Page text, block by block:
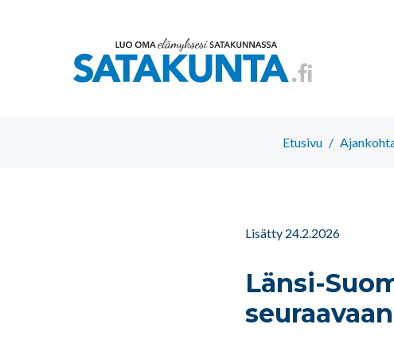
Etusivu /
Lisätty 24.2.2026
Länsi-